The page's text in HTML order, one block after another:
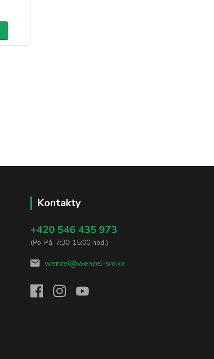
Kontakty
+420 546 435 973
(Po-Pá, 7:30-15:00 hod.)
wenzel@wenzel-sro.cz